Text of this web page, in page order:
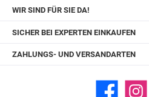
WIR SIND FÜR SIE DA!
SICHER BEI EXPERTEN EINKAUFEN
ZAHLUNGS- UND VERSANDARTEN
Facebook Instagram